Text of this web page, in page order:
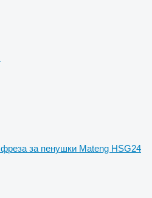
фреза за пенушки Mateng HSG24